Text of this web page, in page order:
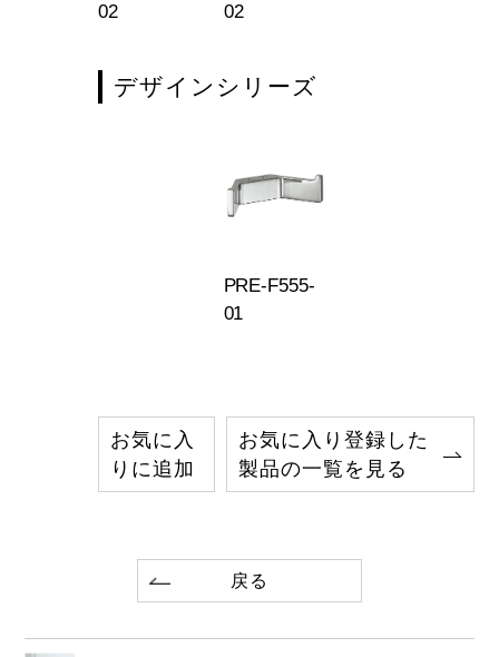
02
02
デザインシリーズ
PRE-F555-
01
お気に入
りに追加
お気に入り登録した
製品の一覧を見る
戻る